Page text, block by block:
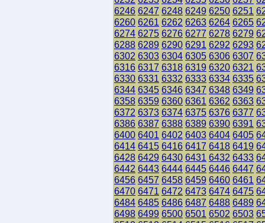
6246 6247 6248 6249 6250 6251
6260 6261 6262 6263 6264 6265
6274 6275 6276 6277 6278 6279
6288 6289 6290 6291 6292 6293
6302 6303 6304 6305 6306 6307
6316 6317 6318 6319 6320 6321
6330 6331 6332 6333 6334 6335
6344 6345 6346 6347 6348 6349
6358 6359 6360 6361 6362 6363
6372 6373 6374 6375 6376 6377
6386 6387 6388 6389 6390 6391
6400 6401 6402 6403 6404 6405
6414 6415 6416 6417 6418 6419
6428 6429 6430 6431 6432 6433
6442 6443 6444 6445 6446 6447
6456 6457 6458 6459 6460 6461
6470 6471 6472 6473 6474 6475
6484 6485 6486 6487 6488 6489
6498 6499 6500 6501 6502 6503